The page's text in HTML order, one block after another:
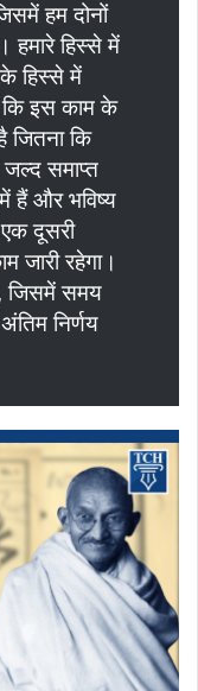
हम दोनों
हमारे हिस्से में
हिस्से में
कि इस काम के
जितना कि
समाप्त
में हैं और भविष्य
दूसरी
जारी रहेगा।
जिसमें समय
निर्णय